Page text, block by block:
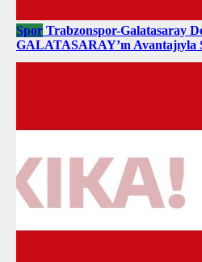
Spor Trabzonspor-Galatasaray
GALATASARAY’ın Avantajıyla